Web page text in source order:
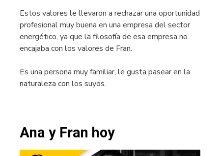
Estos valores le llevaron a rechazar una oportunidad
profesional muy buena en una empresa del sector
energético, ya que la filosofía de esa empresa no
encajaba con los valores de Fran.
Es una persona muy familiar, le gusta pasear en la
naturaleza con los suyos.
Ana y Fran hoy